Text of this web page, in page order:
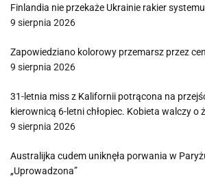
Finlandia nie przekaże Ukrainie rakier
9 sierpnia 2026
Zapowiedziano kolorowy przemarsz przez
9 sierpnia 2026
31-letnia miss z Kalifornii potrącona na
kierownicą 6-letni chłopiec. Kobieta walczy o
9 sierpnia 2026
Australijka cudem uniknęła porwania w
„Uprowadzona”